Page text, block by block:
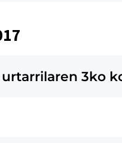
urtarrilaren 3ko